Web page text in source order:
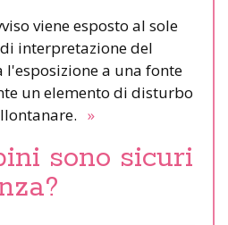
viene esposto al sole
interpretazione del
l'esposizione a una fonte
un elemento di disturbo
»
sono sicuri